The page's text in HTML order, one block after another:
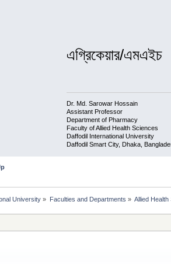
এগ্রিকেয়ার/এমএইচ
Dr. Md. Sarowar Hossain
Assistant Professor
Department of Pharmacy
Faculty of Allied Health Sciences
Daffodil International University
Daffodil Smart City, Dhaka,
University » Faculties and Departments » Allied Health